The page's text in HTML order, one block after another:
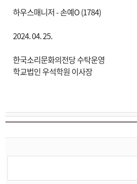
하우스매니저-손예O (1784)
2024. 04. 25.
한국소리문화의전당 수탁운영
학교법인 우석학원 이사장